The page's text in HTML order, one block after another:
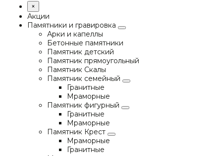
×
Акции
Памятники и гравировка
Арки и капеллы
Бетонные памятники
Памятник детский
Памятник прямоугольный
Памятник Скалы
Памятник семейный
Гранитные
Мраморные
Памятник фигурный
Гранитные
Мраморные
Памятник Крест
Мраморные
Гранитные